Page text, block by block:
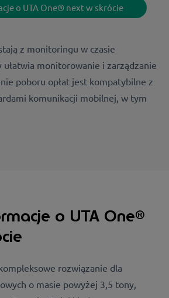
o UTA One® next w skrócie
z monitoringu w czasie
monitorowanie i zarządzanie
poboru opłat jest kompatybilne z
komunikacji mobilnej, w tym
o UTA One®
rozwiązanie dla
o masie powyżej 3,5 tony,